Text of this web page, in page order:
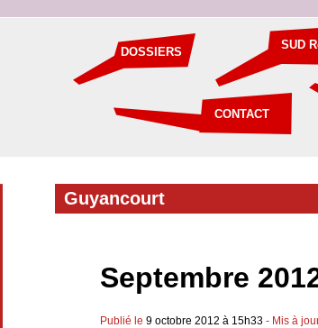
SUD
DOSSIERS
CONTACT
Guyancourt
Septembre
Publié le 9 octobre 2012 à 15h33 - Mis à